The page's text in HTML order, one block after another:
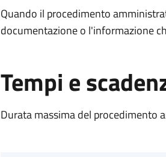
Quando il procedimento
documentazione o l'informazione
Tempi e
Durata massima del procedimento